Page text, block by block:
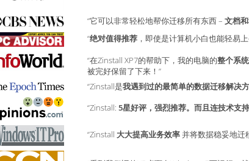
“它可以非常轻松地帮你迁移所有东西 – 文档
“绝对值得推荐，即使是计算机小白也能轻易上
“在Zinstall XP7的帮助下，我的电脑的整个系
被完好保留了下来！”
“Zinstall是我遇到过的最简单的数据迁移解决
“Zinstall: 5星好评，强烈推荐。而且连技术支
“Zinstall 大大提高业务效率并将数据稳妥地迁